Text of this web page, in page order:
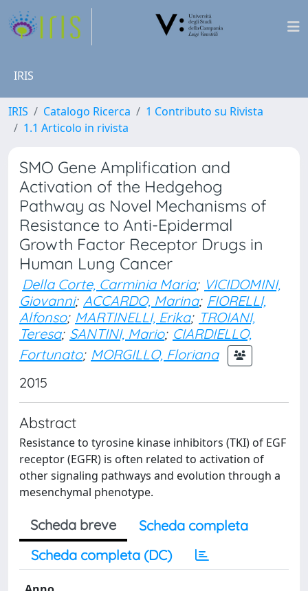
IRIS
IRIS Catalogo Ricerca
1 Contributo su Rivista
1.1 Articolo in rivista
SMO Gene Amplification and
Activation of the Hedgehog
Pathway as Novel Mechanisms of
Resistance to Anti-Epidermal
Growth Factor Receptor Drugs in
Human Lung Cancer
Della Corte, Carminia Maria; VICIDOMINI,
Giovanni; ACCARDO, Marina; FIORELLI,
Alfonso; MARTINELLI, Erika; TROIANI,
Teresa; SANTINI, Mario; CIARDIELLO,
Fortunato; MORGILLO, Floriana
2015
Abstract
Resistance to tyrosine kinase inhibitors (TKI) of EGF
receptor (EGFR) is often related to activation of
other signaling pathways and evolution through a
mesenchymal phenotype.
Scheda breve
Scheda completa
Scheda completa (DC)